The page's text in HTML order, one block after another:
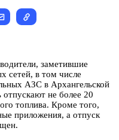
заметившие
сетей, в том числе
АЗС в Архангельской
не более 20
топлива. Кроме того,
приложения, а отпуск